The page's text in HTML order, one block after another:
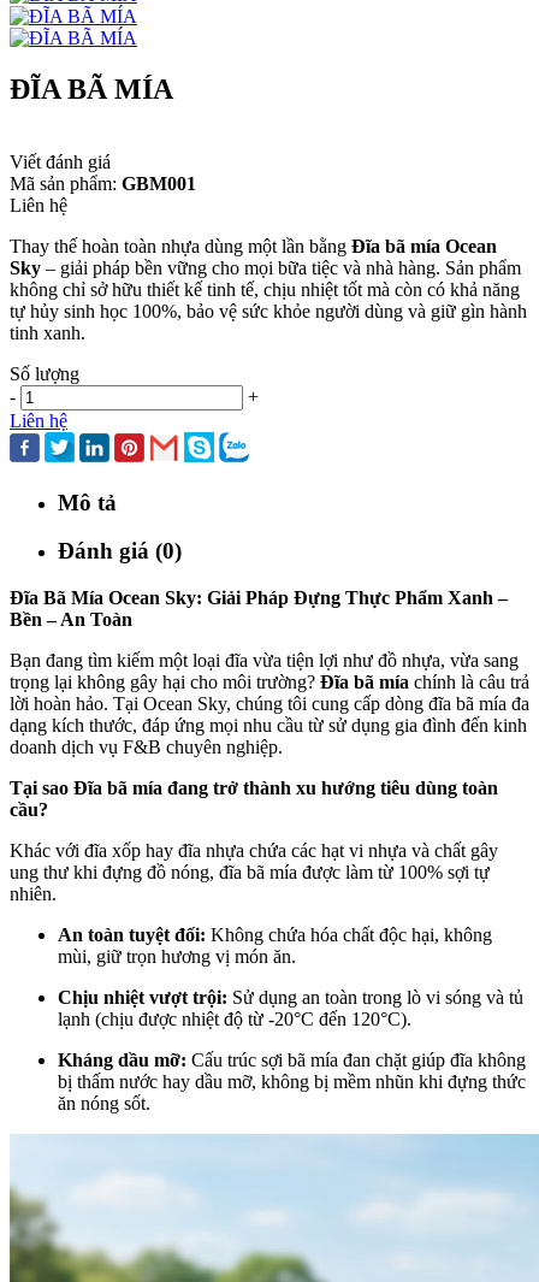
ĐĨA BÃ MÍA
Viết đánh giá
Mã sản phẩm: GBM001
Liên hệ
Thay thế hoàn toàn nhựa dùng một lần bằng Đĩa bã mía Ocean
Sky – giải pháp bền vững cho mọi bữa tiệc và nhà hàng. Sản phẩm
không chỉ sở hữu thiết kế tinh tế, chịu nhiệt tốt mà còn có khả năng
tự hủy sinh học 100%, bảo vệ sức khỏe người dùng và giữ gìn hành
tinh xanh.
Số lượng
-
+
Liên hệ
Mô tả
Đánh giá (0)
Đĩa Bã Mía Ocean Sky: Giải Pháp Đựng Thực Phẩm Xanh –
Bền – An Toàn
Bạn đang tìm kiếm một loại đĩa vừa tiện lợi như đồ nhựa, vừa sang
trọng lại không gây hại cho môi trường? Đĩa bã mía chính là câu trả
lời hoàn hảo. Tại Ocean Sky, chúng tôi cung cấp dòng đĩa bã mía đa
dạng kích thước, đáp ứng mọi nhu cầu từ sử dụng gia đình đến kinh
doanh dịch vụ F&B chuyên nghiệp.
Tại sao Đĩa bã mía đang trở thành xu hướng tiêu dùng toàn
cầu?
Khác với đĩa xốp hay đĩa nhựa chứa các hạt vi nhựa và chất gây
ung thư khi đựng đồ nóng, đĩa bã mía được làm từ 100% sợi tự
nhiên.
An toàn tuyệt đối: Không chứa hóa chất độc hại, không
mùi, giữ trọn hương vị món ăn.
Chịu nhiệt vượt trội: Sử dụng an toàn trong lò vi sóng và tủ
lạnh (chịu được nhiệt độ từ -20°C đến 120°C).
Kháng dầu mỡ: Cấu trúc sợi bã mía đan chặt giúp đĩa không
bị thấm nước hay dầu mỡ, không bị mềm nhũn khi đựng thức
ăn nóng sốt.